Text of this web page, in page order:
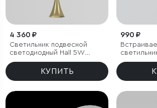
4 360 ₽
Светильник подвесной
светодиодный Hall 5W
4000K латунь
КУПИТЬ
990 ₽